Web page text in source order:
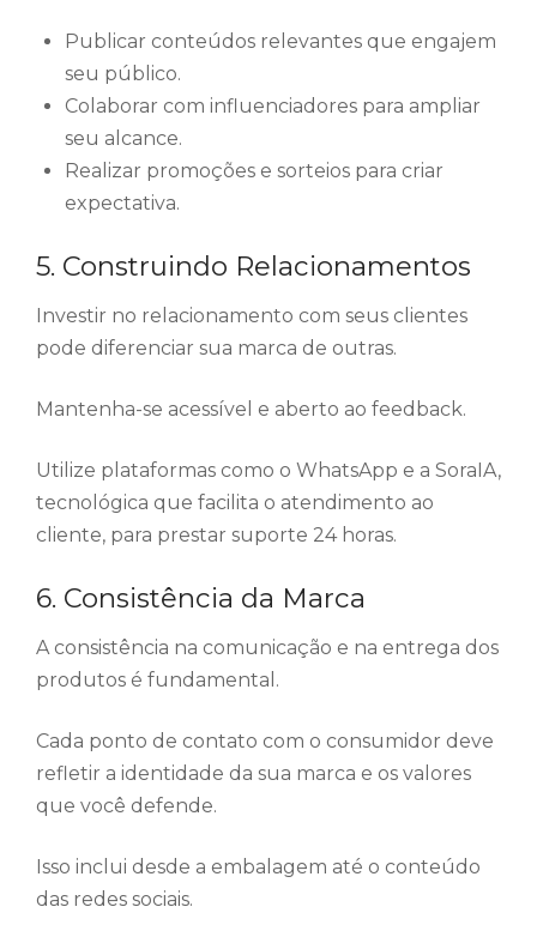
Publicar conteúdos relevantes que engajem
seu público.
Colaborar com influenciadores para ampliar
seu alcance.
Realizar promoções e sorteios para criar
expectativa.
5. Construindo Relacionamentos
Investir no relacionamento com seus clientes
pode diferenciar sua marca de outras.
Mantenha-se acessível e aberto ao feedback.
Utilize plataformas como o WhatsApp e a SoraIA,
tecnológica que facilita o atendimento ao
cliente, para prestar suporte 24 horas.
6. Consistência da Marca
A consistência na comunicação e na entrega dos
produtos é fundamental.
Cada ponto de contato com o consumidor deve
refletir a identidade da sua marca e os valores
que você defende.
Isso inclui desde a embalagem até o conteúdo
das redes sociais.